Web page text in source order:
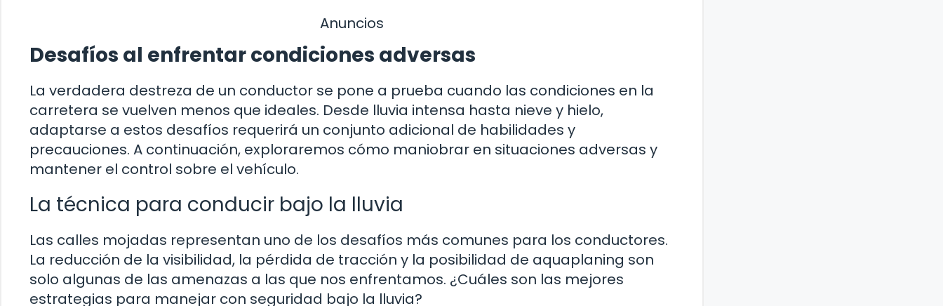
Anuncios
Desafíos al enfrentar condiciones adversas
La verdadera destreza de un conductor se pone a prueba cuando las condiciones en la
carretera se vuelven menos que ideales. Desde lluvia intensa hasta nieve y hielo,
adaptarse a estos desafíos requerirá un conjunto adicional de habilidades y
precauciones. A continuación, exploraremos cómo maniobrar en situaciones adversas y
mantener el control sobre el vehículo.
La técnica para conducir bajo la lluvia
Las calles mojadas representan uno de los desafíos más comunes para los conductores.
La reducción de la visibilidad, la pérdida de tracción y la posibilidad de aquaplaning son
solo algunas de las amenazas a las que nos enfrentamos. ¿Cuáles son las mejores
estrategias para manejar con seguridad bajo la lluvia?